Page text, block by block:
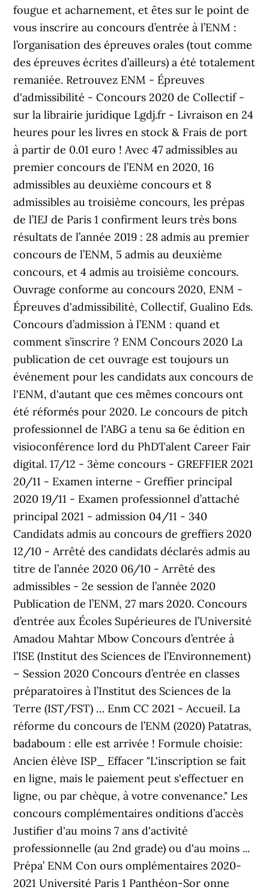
fougue et acharnement, et êtes sur le point de
vous inscrire au concours d’entrée à l’ENM :
l’organisation des épreuves orales (tout comme
des épreuves écrites d’ailleurs) a été totalement
remaniée. Retrouvez ENM - Épreuves
d'admissibilité - Concours 2020 de Collectif -
sur la librairie juridique Lgdj.fr - Livraison en 24
heures pour les livres en stock & Frais de port
à partir de 0.01 euro ! Avec 47 admissibles au
premier concours de l’ENM en 2020, 16
admissibles au deuxième concours et 8
admissibles au troisième concours, les prépas
de l’IEJ de Paris 1 confirment leurs très bons
résultats de l’année 2019 : 28 admis au premier
concours de l’ENM, 5 admis au deuxième
concours, et 4 admis au troisième concours.
Ouvrage conforme au concours 2020, ENM -
Épreuves d'admissibilité, Collectif, Gualino Eds.
Concours d’admission à l’ENM : quand et
comment s’inscrire ? ENM Concours 2020 La
publication de cet ouvrage est toujours un
événement pour les candidats aux concours de
l'ENM, d'autant que ces mêmes concours ont
été réformés pour 2020. Le concours de pitch
professionnel de l'ABG a tenu sa 6e édition en
visioconférence lord du PhDTalent Career Fair
digital. 17/12 - 3ème concours - GREFFIER 2021
20/11 - Examen interne - Greffier principal
2020 19/11 - Examen professionnel d’attaché
principal 2021 - admission 04/11 - 340
Candidats admis au concours de greffiers 2020
12/10 - Arrêté des candidats déclarés admis au
titre de l’année 2020 06/10 - Arrêté des
admissibles - 2e session de l’année 2020
Publication de l’ENM, 27 mars 2020. Concours
d’entrée aux Écoles Supérieures de l’Université
Amadou Mahtar Mbow Concours d’entrée à
l’ISE (Institut des Sciences de l’Environnement)
– Session 2020 Concours d’entrée en classes
préparatoires à l’Institut des Sciences de la
Terre (IST/FST) … Enm CC 2021 - Accueil. La
réforme du concours de l’ENM (2020) Patatras,
badaboum : elle est arrivée ! Formule choisie:
Ancien élève ISP_ Effacer "L'inscription se fait
en ligne, mais le paiement peut s'effectuer en
ligne, ou par chèque, à votre convenance." Les
concours complémentaires onditions d’accès
Justifier d'au moins 7 ans d'activité
professionnelle (au 2nd grade) ou d'au moins ...
Prépa’ ENM Con ours omplémentaires 2020-
2021 Université Paris 1 Panthéon-Sor onne